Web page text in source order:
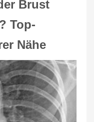
Brust
Top-
Nähe